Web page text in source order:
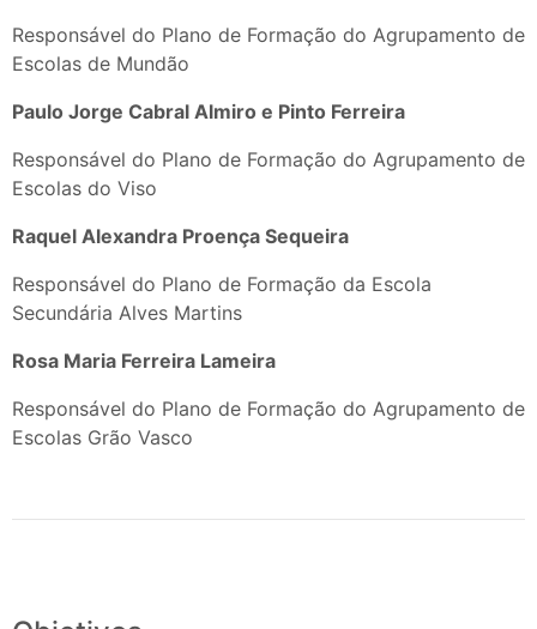
Responsável do Plano de Formação do Agrupamento de
Escolas de Mundão
Paulo Jorge Cabral Almiro e Pinto Ferreira
Responsável do Plano de Formação do Agrupamento de
Escolas do Viso
Raquel Alexandra Proença Sequeira
Responsável do Plano de Formação da Escola
Secundária Alves Martins
Rosa Maria Ferreira Lameira
Responsável do Plano de Formação do Agrupamento de
Escolas Grão Vasco